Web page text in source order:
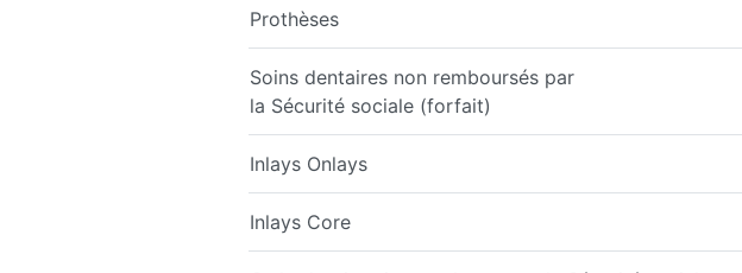
Prothèses
Soins dentaires non remboursés par
la Sécurité sociale (forfait)
Inlays Onlays
Inlays Core